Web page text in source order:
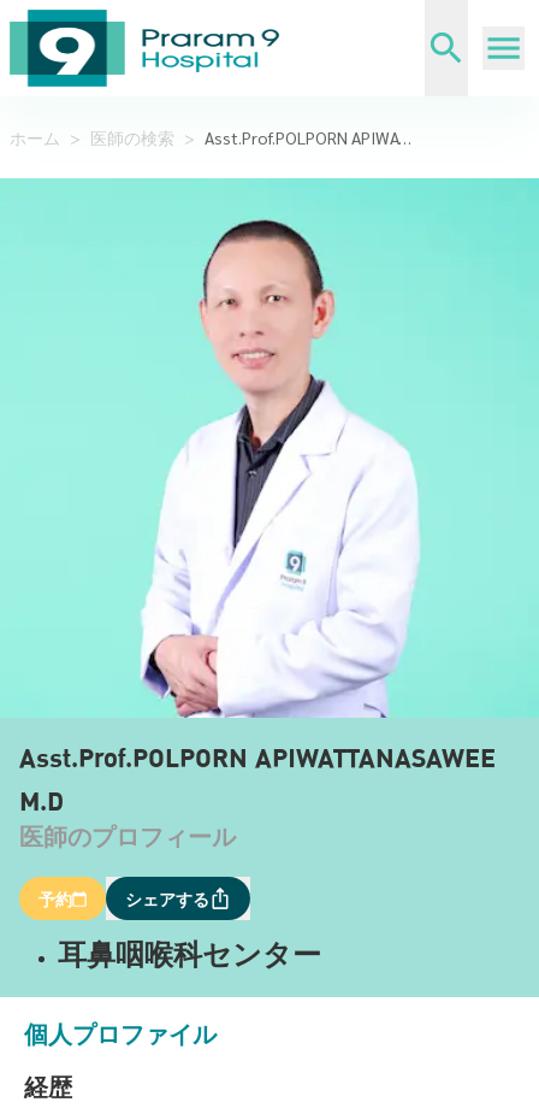
ホーム > 医師の検索 > Asst.Prof.POLPORN APIWATTANASAWEE M.D
Asst.Prof.POLPORN APIWATTANASAWEE
M.D
医師のプロフィール
予約 シェアする
耳鼻咽喉科センター
個人プロファイル
経歴